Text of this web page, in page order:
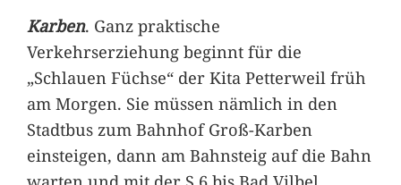
Karben. Ganz praktische
Verkehrserziehung beginnt für die
„Schlauen Füchse“ der Kita Petterweil früh
am Morgen. Sie müssen nämlich in den
Stadtbus zum Bahnhof Groß-Karben
einsteigen, dann am Bahnsteig auf die Bahn